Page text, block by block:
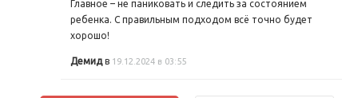
Главное – не паниковать и следить за состоянием
ребенка. С правильным подходом всё точно будет
хорошо!
Демидв 19.12.2024 в 03:55